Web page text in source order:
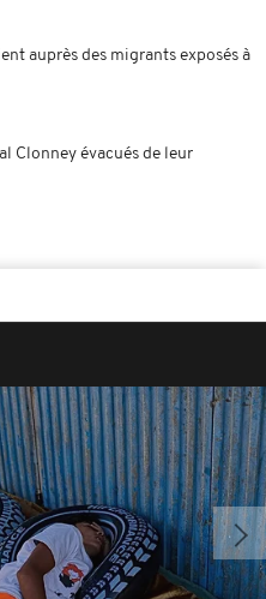
auprès des migrants exposés à
Clonney évacués de leur